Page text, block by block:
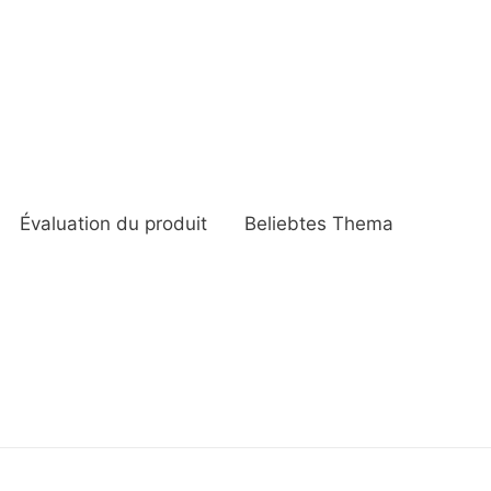
Évaluation du produit Beliebtes Thema